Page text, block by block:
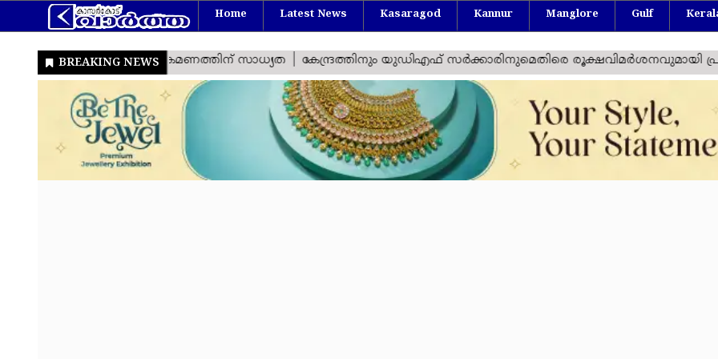
Home Latest News Kasaragod Kannur Manglore Gulf